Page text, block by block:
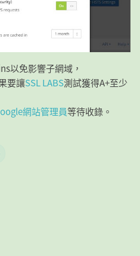
以免影響子網域，
要讓SSL LABS測試獲得A+至少
網站管理員等待收錄。